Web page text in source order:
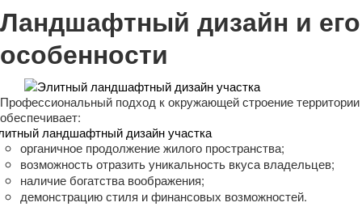
Ландшафтный дизайн и его
особенности
Профессиональный подход к окружающей строение территории
обеспечивает:
органичное продолжение жилого пространства;
возможность отразить уникальность вкуса владельцев;
наличие богатства воображения;
демонстрацию стиля и финансовых возможностей.